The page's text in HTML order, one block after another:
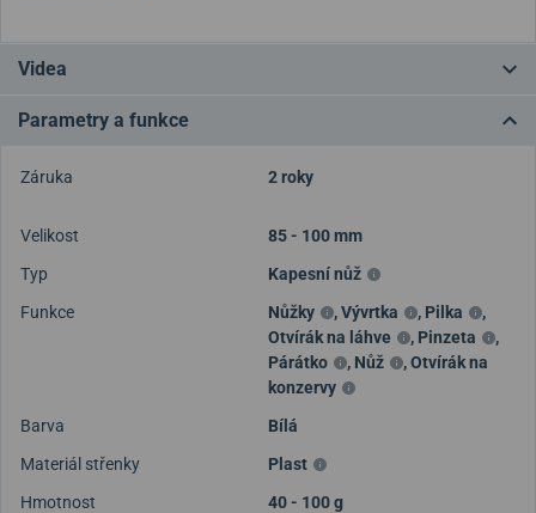
Videa
Parametry a funkce
Záruka 2 roky
Velikost
85 - 100 mm
Typ
Kapesní nůž
Funkce
Nůžky ,Vývrtka , Pilka
,
Otvírák na láhve
, Pinzeta
,
Párátko
, Nůž ,Otvírák na
konzervy
Barva
Bílá
Materiál střenky
Plast
Hmotnost
40 - 100 g